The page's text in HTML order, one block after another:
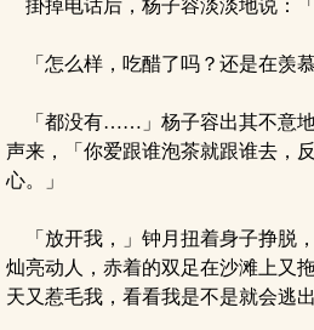
掛掉电话后，杨子容淡淡地说：
「怎么样，吃醋了吗？还是在羡慕
「都没有……」杨子容出其不意地
声来，「你爱跟谁泡茶就跟谁去，
心。」
「放开我，」钟月扭着身子挣脱
灿亮动人，赤着的双足在沙滩上又
天又惹毛我，看看我是不是就会逃出